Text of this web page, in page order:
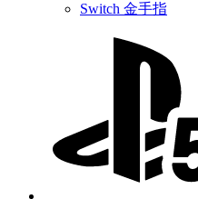
Switch 金手指